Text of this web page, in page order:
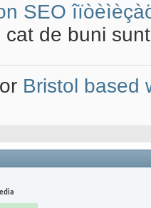
SEO
cat de buni
Bristol based